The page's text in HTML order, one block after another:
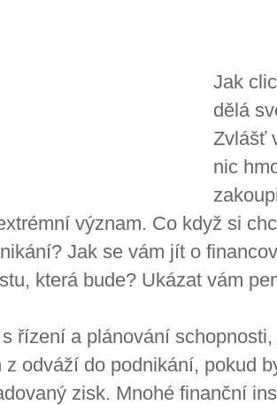
Jak
dělá
Zvlášť
nic
význam. Co když si
Jak se vám jít o
která bude? Ukázat vám
řízení a plánování
z odváží do podnikání, pokud
zisk. Mnohé finanční